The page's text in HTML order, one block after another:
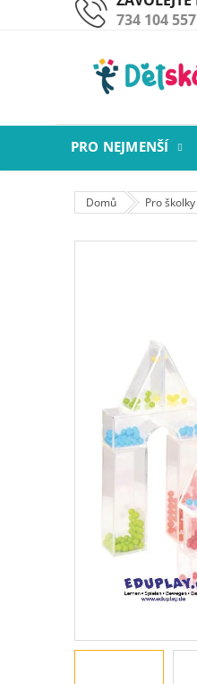
734 104 557
PRO NEJMENŠÍ
Domů Pro školky